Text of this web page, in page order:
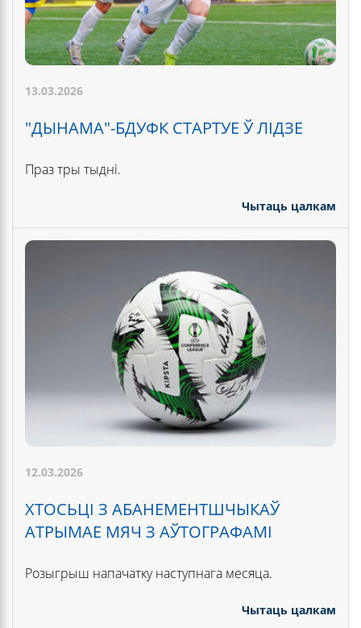
13.03.2026
"ДЫНАМА"-БДУФК СТАРТУЕ Ў ЛІДЗЕ
Праз тры тыдні.
Чытаць цалкам
12.03.2026
ХТОСЬЦІ З АБАНЕМЕНТШЧЫКАЎ
АТРЫМАЕ МЯЧ З АЎТОГРАФАМІ
Розыгрыш напачатку наступнага месяца.
Чытаць цалкам